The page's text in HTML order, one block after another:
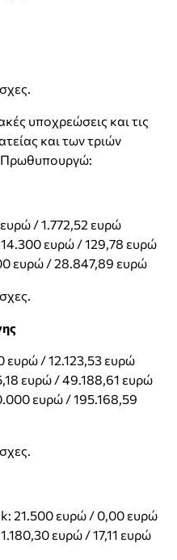
υποχρεώσεις και τις
και των τριών
/ 1.772,52 ευρώ
ευρώ / 129,78 ευρώ
ευρώ / 28.847,89 ευρώ
ευρώ / 12.123,53 ευρώ
ευρώ / 49.188,61 ευρώ
ευρώ / 195.168,59
21.500 ευρώ / 0,00 ευρώ
ευρώ / 17,11 ευρώ